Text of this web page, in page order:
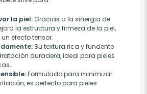
la piel: Gracias a la sinergia de
la estructura y firmeza de la piel,
efecto tensor.
Su textura rica y fundente
duradera, ideal para pieles
Formulado para minimizar
es perfecto para pieles